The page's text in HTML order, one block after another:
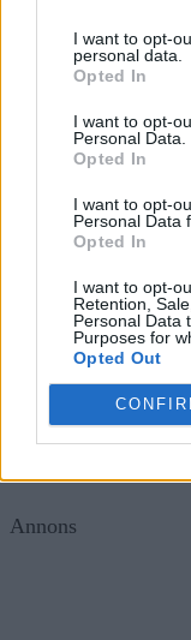
I want to opt-
personal data.
Opted In
I want to opt-
Personal Data.
Opted In
I want to opt-
Personal Data
Opted In
I want to opt-
Retention,
Personal Data
Purposes for
Opted Out
SVT-reportern
internationellt
I inslaget, som
Norrtäljereportern
filmade sig själv
monterade i
Inslaget vann
vid Mojo Awards,
som helt eller
Annons